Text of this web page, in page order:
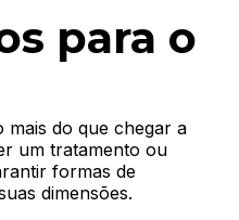
para o
mais do que chegar a
um tratamento ou
formas de
dimensões.